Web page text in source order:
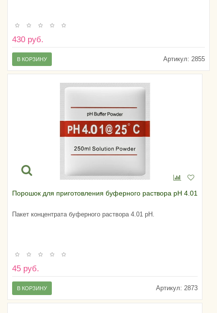
430 руб.
Артикул: 2855
В КОРЗИНУ
Порошок для приготовления буферного раствора pH 4.01
Пакет концентрата буферного раствора 4.01 pH.
45 руб.
Артикул: 2873
В КОРЗИНУ